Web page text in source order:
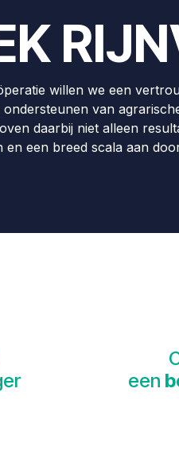
willen we een
van
daarbij niet alleen
en een breed scala aan
een